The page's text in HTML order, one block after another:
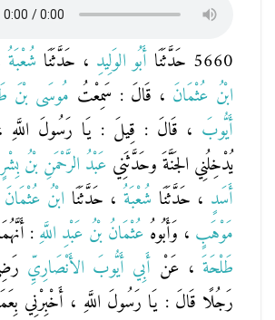
5660 حَدَّثَنَا أَبُو الوَلِيدِ ، حَدَّثَنَا شُعْبَةُ
ابْنُ عُثْمَانَ ، قَالَ : سَمِعْتُ مُوسَى بْنَ
أَيُّوبَ ، قَالَ : قِيلَ : يَا رَسُولَ اللَّهِ
يُدْخِلُنِي الجَنَّةَ وحَدَّثَنِي عَبْدُ الرَّحْمَنِ بْنُ بِشْرٍ
أَسَدٍ ، حَدَّثَنَا شُعْبَةُ ، حَدَّثَنَا ابْنُ
مَوْهَبٍ ، وَأَبُوهُ عُثْمَانُ بْنُ عَبْدِ اللَّهِ :
طَلْحَةَ ، عَنْ أَبِي أَيُّوبَ الأَنْصَارِيِّ
رَجُلًا قَالَ : يَا رَسُولَ اللَّهِ ، أَخْبِرْنِي